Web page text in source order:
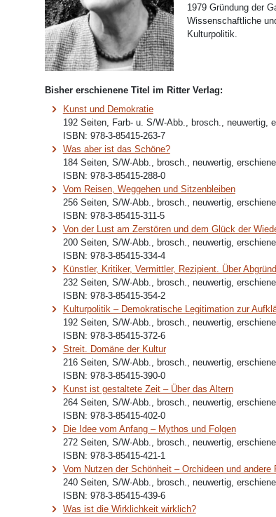
1979 Gründung der
Wissenschaftliche
Kulturpolitik.
Bisher erschienene Titel im Ritter Verlag:
Kunst und Demokratie
192 Seiten, Farb- u. S/W-Abb., brosch., neuwertig,
ISBN: 978-3-85415-263-7
Was aber ist das Schöne?
184 Seiten, S/W-Abb., brosch., neuwertig,
ISBN: 978-3-85415-288-0
Vom Reisen, Weggehen und Sitzenbleiben
256 Seiten, S/W-Abb., brosch., neuwertig,
ISBN: 978-3-85415-311-5
Von der Lust am Zerstören und dem Glück der
200 Seiten, S/W-Abb., brosch., neuwertig,
ISBN: 978-3-85415-334-4
Künstler, Kritiker, Vermittler, Rezipient. Über
232 Seiten, S/W-Abb., brosch., neuwertig,
ISBN: 978-3-85415-354-2
Kulturpolitik – Demokratische Legitimation zur
192 Seiten, S/W-Abb., brosch., neuwertig,
ISBN: 978-3-85415-372-6
Streit. Domäne der Kultur
216 Seiten, S/W-Abb., brosch., neuwertig,
ISBN: 978-3-85415-390-0
Kunst ist gestaltete Zeit – Über das Altern
264 Seiten, S/W-Abb., brosch., neuwertig,
ISBN: 978-3-85415-402-0
Die Idee vom Anfang – Mythos und Folgen
272 Seiten, S/W-Abb., brosch., neuwertig,
ISBN: 978-3-85415-421-1
Vom Nutzen der Schönheit – Orchideen und andere
240 Seiten, S/W-Abb., brosch., neuwertig,
ISBN: 978-3-85415-439-6
Was ist die Wirklichkeit wirklich?